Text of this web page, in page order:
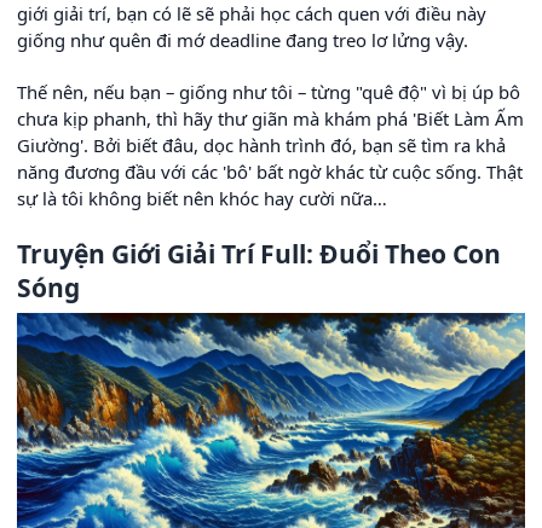
giới giải trí, bạn có lẽ sẽ phải học cách quen với điều này
giống như quên đi mớ deadline đang treo lơ lửng vậy.
Thế nên, nếu bạn – giống như tôi – từng "quê độ" vì bị úp bô
chưa kịp phanh, thì hãy thư giãn mà khám phá 'Biết Làm Ấm
Giường'. Bởi biết đâu, dọc hành trình đó, bạn sẽ tìm ra khả
năng đương đầu với các 'bô' bất ngờ khác từ cuộc sống. Thật
sự là tôi không biết nên khóc hay cười nữa…
Truyện Giới Giải Trí Full: Đuổi Theo Con
Sóng